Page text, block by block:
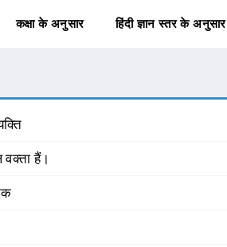
कक्षा के अनुसार हिंदी ज्ञान स्तर के अनुसार
हैं।